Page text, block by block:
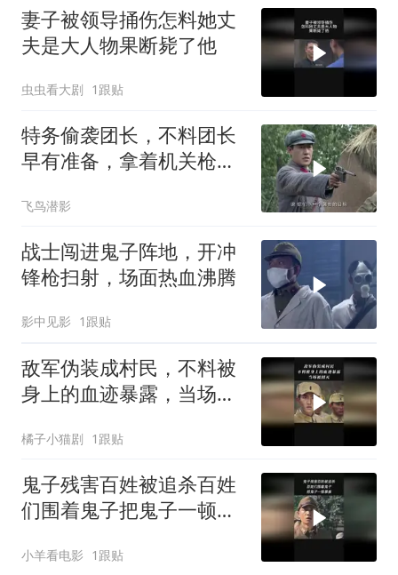
妻子被领导捅伤怎料她丈
夫是大人物果断毙了他
虫虫看大剧 1跟贴
特务偷袭团长，不料团长
早有准备，拿着机关枪躲
飞鸟潜影
战士闯进鬼子阵地，开冲
锋枪扫射，场面热血沸腾
影中见影 1跟贴
敌军伪装成村民，不料被
身上的血迹暴露，当场被
橘子小猫剧 1跟贴
鬼子残害百姓被追杀百姓
们围着鬼子把鬼子一顿暴
小羊看电影 1跟贴